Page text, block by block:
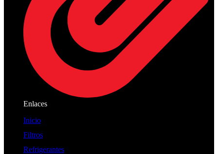
Enlaces
Inicio
Filtros
Refrigerantes